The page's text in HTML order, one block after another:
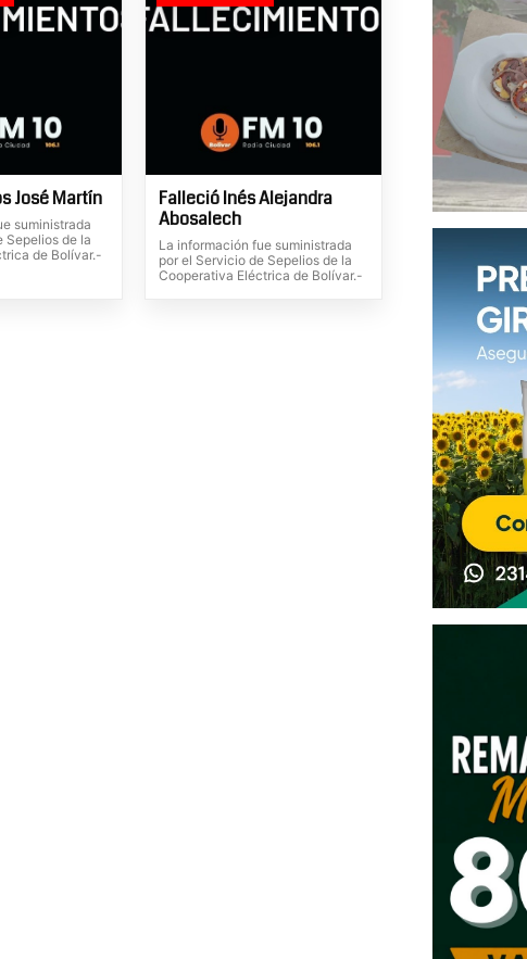
José Martín
suministrada
Sepelios de la
de Bolívar.-
Falleció Inés Alejandra
Abosalech
La información fue suministrada
por el Servicio de Sepelios de la
Cooperativa Eléctrica de Bolívar.-